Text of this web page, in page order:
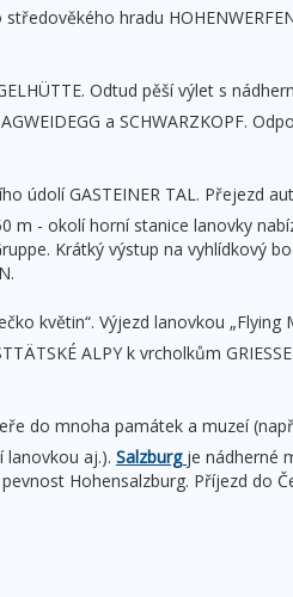
hradu
Odtud pěší výlet s
a SCHWARZKOPF.
údolí GASTEINER TAL. Přejezd
m - okolí horní stanice lanovky
Krátký výstup na vyhlídkový
květin“. Výjezd lanovkou „Flying
ALPY k vrcholkům
do mnoha památek a muzeí
lanovkou aj.). Salzburg je nádherné
Hohensalzburg. Příjezd do